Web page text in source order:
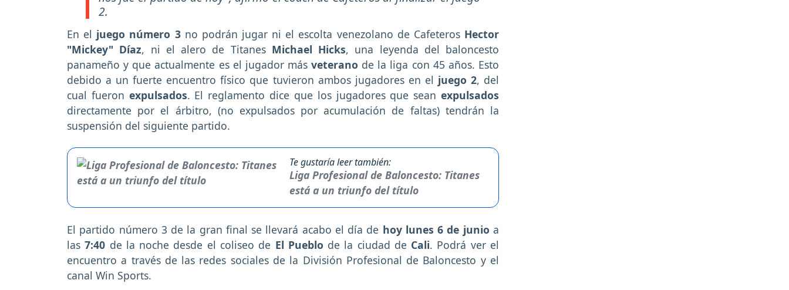
2.
En el juego número 3no podrán jugar ni el escolta venezolano de CafeterosHector
"Mickey" Díaz, ni el alero de Titanes Michael Hicks, una leyenda del baloncesto
panameño y que actualmente es el jugador másveterano de la liga con 45 años. Esto
debido a un fuerte encuentro físico que tuvieron ambos jugadores en el juego 2, del
cual fueron expulsados. El reglamento dice que los jugadores que seanexpulsados
directamente por el árbitro, (no expulsados por acumulación de faltas) tendrán la
suspensión del siguiente partido.
Te gustaría leer también:
Liga Profesional de Baloncesto: Titanes
está a un triunfo del título
El partido número 3 de la gran final se llevará acabo el día de hoy lunes 6 de junio a
las7:40 de la noche desde el coliseo de El Pueblo de la ciudad de Cali. Podrá ver el
encuentro a través de las redes sociales de la División Profesional de Baloncesto y el
canal Win Sports.